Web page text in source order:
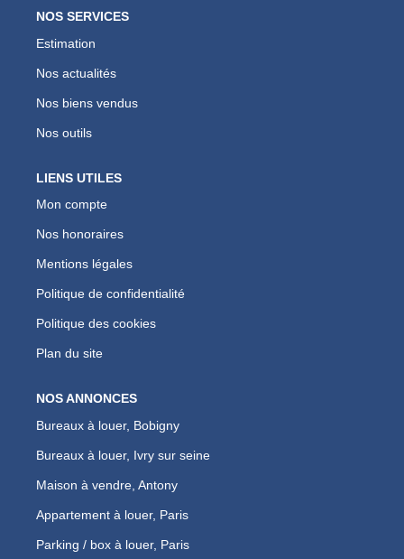
NOS SERVICES
Estimation
Nos actualités
Nos biens vendus
Nos outils
LIENS UTILES
Mon compte
Nos honoraires
Mentions légales
Politique de confidentialité
Politique des cookies
Plan du site
NOS ANNONCES
Bureaux à louer, Bobigny
Bureaux à louer, Ivry sur seine
Maison à vendre, Antony
Appartement à louer, Paris
Parking / box à louer, Paris